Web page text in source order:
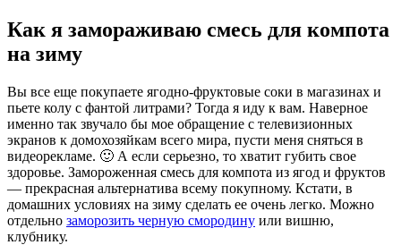
Как я замораживаю смесь для компота
на зиму
Вы все еще покупаете ягодно-фруктовые соки в магазинах и
пьете колу с фантой литрами? Тогда я иду к вам. Наверное
именно так звучало бы мое обращение с телевизионных
экранов к домохозяйкам всего мира, пусти меня сняться в
видеорекламе. 🙂 А если серьезно, то хватит губить свое
здоровье. Замороженная смесь для компота из ягод и фруктов
— прекрасная альтернатива всему покупному. Кстати, в
домашних условиях на зиму сделать ее очень легко. Можно
отдельно заморозить черную смородину или вишню,
клубнику.